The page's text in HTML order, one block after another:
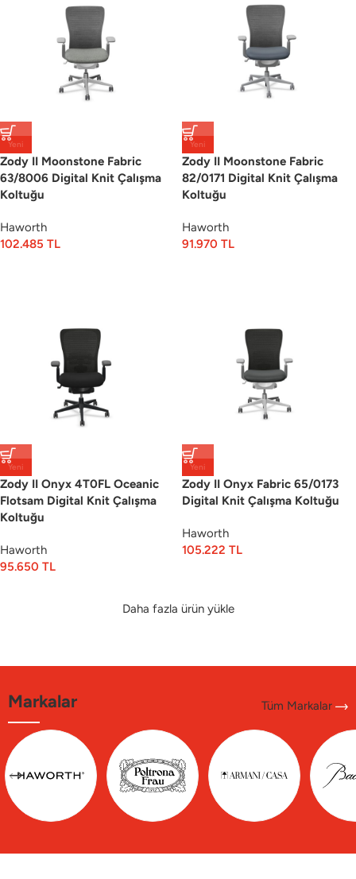
Yeni
Zody II Moonstone Fabric
63/8006 Digital Knit Çalışma
Koltuğu
Haworth
102.485 TL
Yeni
Zody II Moonstone Fabric
82/0171 Digital Knit Çalışma
Koltuğu
Haworth
91.970 TL
Yeni
Zody II Onyx 4T0FL Oceanic
Flotsam Digital Knit Çalışma
Koltuğu
Haworth
95.650 TL
Yeni
Zody II Onyx Fabric 65/0173
Digital Knit Çalışma Koltuğu
Haworth
105.222 TL
Daha fazla ürün yükle
Markalar Tüm Markalar